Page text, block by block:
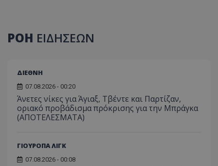
ΡΟΗ ΕΙΔΗΣΕΩΝ
ΔΙΕΘΝΗ
07.08.2026 - 00:20
Άνετες νίκες για Άγιαξ, Τβέντε και Παρτίζαν,
οριακό προβάδισμα πρόκρισης για την Μπράγκα
(ΑΠΟΤΕΛΕΣΜΑΤΑ)
ΓΙΟΥΡΟΠΑ ΛΙΓΚ
07.08.2026 - 00:08